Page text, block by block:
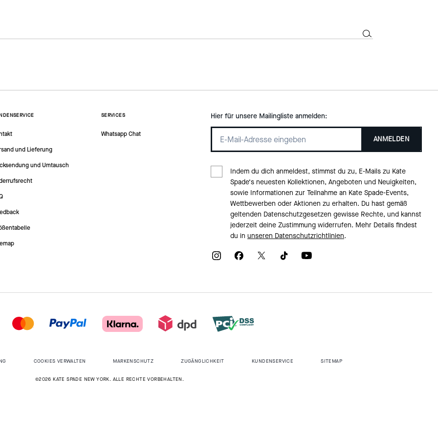
und Lieferung
und Umtausch
SERVICES
Whatsapp Chat
Hier für unsere Mailingliste anmelden:
ANMELDEN
Indem du dich anmeldest, stimmst du zu, E-Mails zu Kate
Spade‘s neuesten Kollektionen, Angeboten und Neuigkeiten,
sowie Informationen zur Teilnahme an Kate Spade-Events,
Wettbewerben oder Aktionen zu erhalten. Du hast gemäß
geltenden Datenschutzgesetzen gewisse Rechte, und kannst
jederzeit deine Zustimmung widerrufen. Mehr Details findest
du in unseren Datenschutzrichtlinien.
COOKIES VERWALTEN MARKENSCHUTZ ZUGÄNGLICHKEIT KUNDENSERVICE SITEMAP
©2026 KATE SPADE NEW YORK. ALLE RECHTE VORBEHALTEN.